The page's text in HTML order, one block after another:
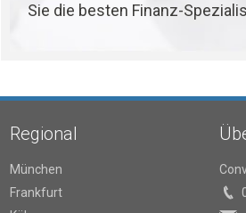
Sie die besten Finanz-
Regional
München
Frankfurt